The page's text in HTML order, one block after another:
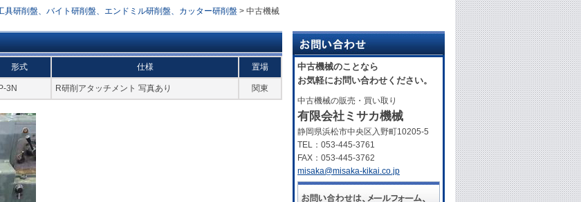
具研削盤、バイト研削盤、エンドミル研削盤、カッター研削盤 > 中古機械
形式 仕様 置場
3N R研削アタッチメント 写真あり 関東
中古機械のことなら
お気軽にお問い合わせください。
中古機械の販売・買い取り
有限会社ミサカ機械
静岡県浜松市中央区入野町10205-5
TEL：053-445-3761
FAX：053-445-3762
misaka@misaka-kikai.co.jp